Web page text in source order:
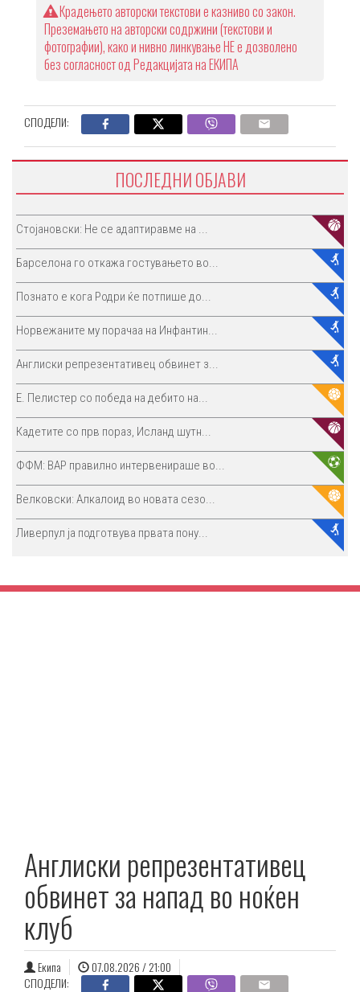
Крадењето авторски текстови е казниво со закон.
Преземањето на авторски содржини (текстови и
фотографии), како и нивно линкување НЕ е дозволено
без согласност од Редакцијата на ЕКИПА
СПОДЕЛИ:
ПОСЛЕДНИ ОБЈАВИ
Стојановски: Не се адаптиравме на ...
Барселона го откажа гостувањето во...
Познато е кога Родри ќе потпише до...
Норвежаните му порачаа на Инфантин...
Англиски репрезентативец обвинет з...
E. Пелистер со победа на дебито на...
Кадетите со прв пораз, Исланд шутн...
ФФМ: ВАР правилно интервенираше во...
Велковски: Алкалоид во новата сезо...
Ливерпул ја подготвува првата пону...
Англиски репрезентативец
обвинет за напад во ноќен
клуб
Екипа
07.08.2026 / 21:00
СПОДЕЛИ: